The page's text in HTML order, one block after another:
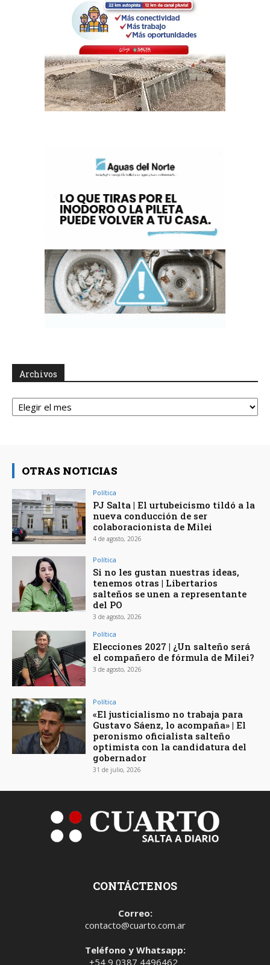
Archivos
Archivos
OTRAS NOTICIAS
Política
PJ Salta | El urtubeicismo tildó a la
nueva conducción de ser
colaboracionista de Milei
4 de agosto, 2026
Política
Si no les gustan nuestras ideas,
tenemos otras | Libertarios
salteños se unen a representante
del PO
3 de agosto, 2026
Política
Elecciones 2027 | ¿Un salteño será
el compañero de fórmula de Milei?
3 de agosto, 2026
Política
«El justicialismo no trabaja para
Gustavo Sáenz, lo acompaña» | El
peronismo oficialista salteño
optimista con la candidatura del
gobernador
31 de julio, 2026
CONTÁCTENOS
Correo:
contacto@cuarto.com.ar
Teléfono y Whatsapp:
+54 9 0387 4496462